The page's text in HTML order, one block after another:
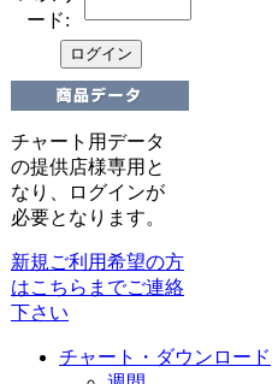
ード:
チャート用データ
の提供店様専用と
なり、ログインが
必要となります。
新規ご利用希望の方
はこちらまでご連絡
下さい
チャート・ダウンロード